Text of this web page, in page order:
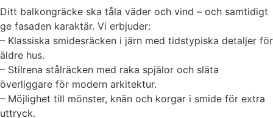
Ditt balkongräcke ska tåla väder och vind – och samtidigt
ge fasaden karaktär. Vi erbjuder:
– Klassiska smidesräcken i järn med tidstypiska detaljer för
äldre hus.
– Stilrena stålräcken med raka spjälor och släta
överliggare för modern arkitektur.
– Möjlighet till mönster, knän och korgar i smide för extra
uttryck.